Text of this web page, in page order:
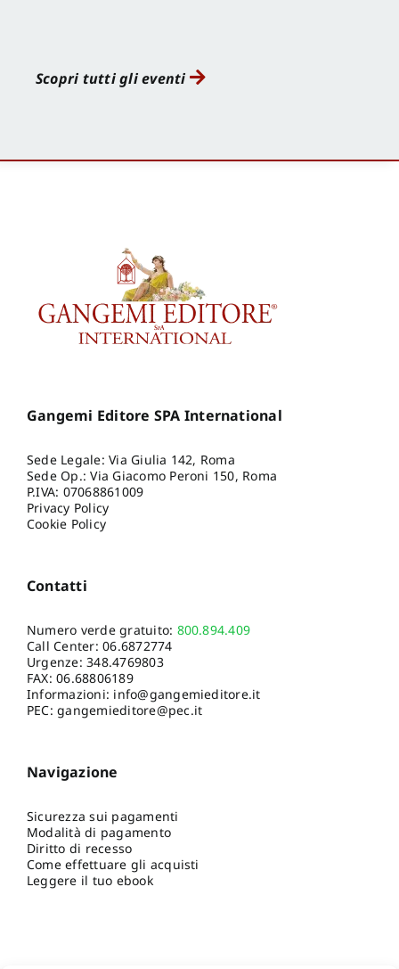
Scopri tutti gli eventi
Gangemi Editore SPA International
Sede Legale: Via Giulia 142, Roma
Sede Op.: Via Giacomo Peroni 150, Roma
P.IVA: 07068861009
Privacy Policy
Cookie Policy
Contatti
Numero verde gratuito: 800.894.409
Call Center:06.6872774
Urgenze:348.4769803
FAX: 06.68806189
Informazioni: info@gangemieditore.it
PEC: gangemieditore@pec.it
Navigazione
Sicurezza sui pagamenti
Modalità di pagamento
Diritto di recesso
Come effettuare gli acquisti
Leggere il tuo ebook